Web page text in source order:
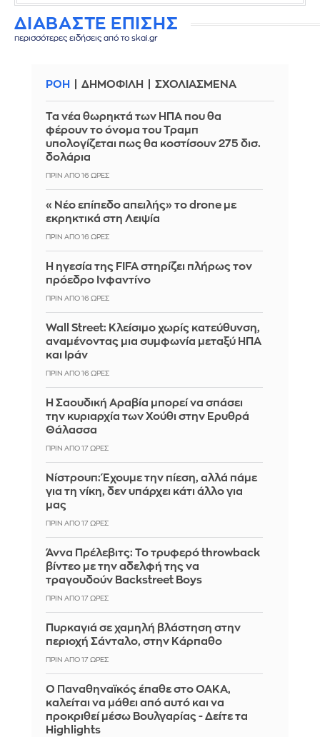
ΔΙΑΒΑΣΤΕ ΕΠΙΣΗΣ
περισσότερες ειδήσεις από το skai.gr
ΡΟΗ ΔΗΜΟΦΙΛΗ ΣΧΟΛΙΑΣΜΕΝΑ
Τα νέα θωρηκτά των ΗΠΑ που θα
φέρουν το όνομα του Τραμπ
υπολογίζεται πως θα κοστίσουν 275 δισ.
δολάρια
ΠΡΙΝ ΑΠΌ 16 ΏΡΕΣ
«Νέο επίπεδο απειλής» το drone με
εκρηκτικά στη Λειψία
ΠΡΙΝ ΑΠΌ 16 ΏΡΕΣ
Η ηγεσία της FIFA στηρίζει πλήρως τον
πρόεδρο Ινφαντίνο
ΠΡΙΝ ΑΠΌ 16 ΏΡΕΣ
Wall Street: Κλείσιμο χωρίς κατεύθυνση,
αναμένοντας μια συμφωνία μεταξύ ΗΠΑ
και Ιράν
ΠΡΙΝ ΑΠΌ 16 ΏΡΕΣ
Η Σαουδική Αραβία μπορεί να σπάσει
την κυριαρχία των Χούθι στην Ερυθρά
Θάλασσα
ΠΡΙΝ ΑΠΌ 17 ΏΡΕΣ
Νίστρουπ: Έχουμε την πίεση, αλλά πάμε
για τη νίκη, δεν υπάρχει κάτι άλλο για
μας
ΠΡΙΝ ΑΠΌ 17 ΏΡΕΣ
Άννα Πρέλεβιτς: Το τρυφερό throwback
βίντεο με την αδελφή της να
τραγουδούν Backstreet Boys
ΠΡΙΝ ΑΠΌ 17 ΏΡΕΣ
Πυρκαγιά σε χαμηλή βλάστηση στην
περιοχή Σάνταλο, στην Κάρπαθο
ΠΡΙΝ ΑΠΌ 17 ΏΡΕΣ
Ο Παναθηναϊκός έπαθε στο ΟΑΚΑ,
καλείται να μάθει από αυτό και να
προκριθεί μέσω Βουλγαρίας - Δείτε τα
Highlights